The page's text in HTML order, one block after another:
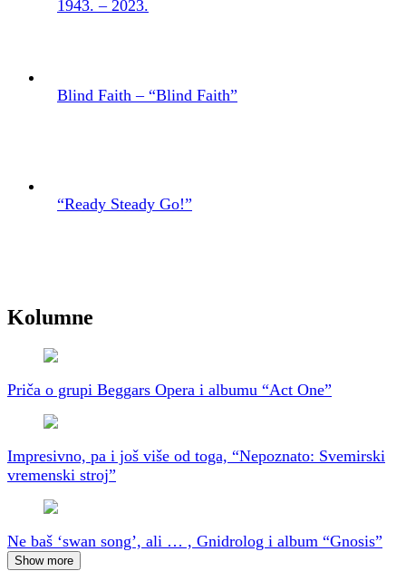
1943. – 2023.
Blind Faith – “Blind Faith”
“Ready Steady Go!”
Kolumne
Priča o grupi Beggars Opera i albumu “Act One”
Impresivno, pa i još više od toga, “Nepoznato: Svemirski
vremenski stroj”
Ne baš ‘swan song’, ali … , Gnidrolog i album “Gnosis”
Show more